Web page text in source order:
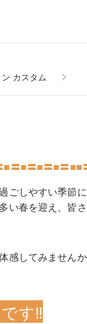
カスタム
〓■〓■〓■〓■■
ごしやすい季節
い春を迎え、皆
感してみませんか
す‼